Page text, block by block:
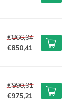
€866,94
€850,41
€990,91
€975,21